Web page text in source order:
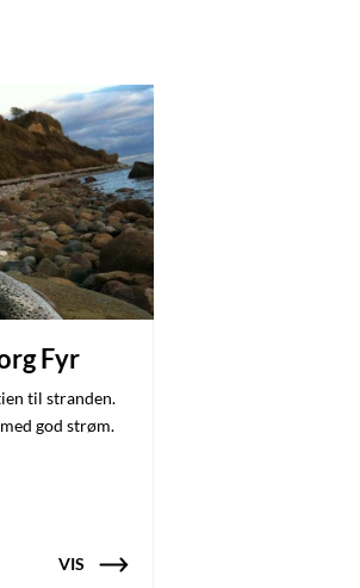
Fyr
til stranden.
god strøm.
VIS